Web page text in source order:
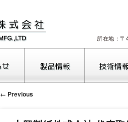
所在地：〒
← Previous